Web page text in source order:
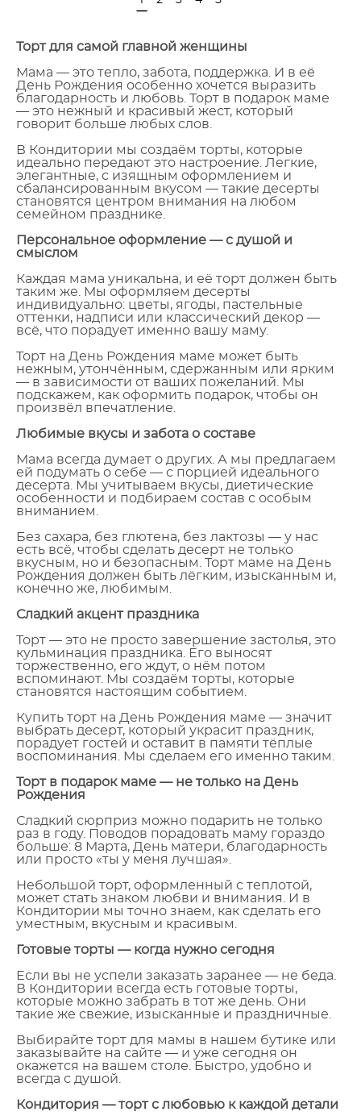
Торт для самой главной женщины
Мама — это тепло, забота, поддержка. И в её
День Рождения особенно хочется выразить
благодарность и любовь. Торт в подарок маме
— это нежный и красивый жест, который
говорит больше любых слов.
В Кондитории мы создаём торты, которые
идеально передают это настроение. Легкие,
элегантные, с изящным оформлением и
сбалансированным вкусом — такие десерты
становятся центром внимания на любом
семейном празднике.
Персональное оформление — с душой и
смыслом
Каждая мама уникальна, и её торт должен быть
таким же. Мы оформляем десерты
индивидуально: цветы, ягоды, пастельные
оттенки, надписи или классический декор —
всё, что порадует именно вашу маму.
Торт на День Рождения маме может быть
нежным, утончённым, сдержанным или ярким
— в зависимости от ваших пожеланий. Мы
подскажем, как оформить подарок, чтобы он
произвёл впечатление.
Любимые вкусы и забота о составе
Мама всегда думает о других. А мы предлагаем
ей подумать о себе — с порцией идеального
десерта. Мы учитываем вкусы, диетические
особенности и подбираем состав с особым
вниманием.
Без сахара, без глютена, без лактозы — у нас
есть всё, чтобы сделать десерт не только
вкусным, но и безопасным. Торт маме на День
Рождения должен быть лёгким, изысканным и,
конечно же, любимым.
Сладкий акцент праздника
Торт — это не просто завершение застолья, это
кульминация праздника. Его выносят
торжественно, его ждут, о нём потом
вспоминают. Мы создаём торты, которые
становятся настоящим событием.
Купить торт на День Рождения маме — значит
выбрать десерт, который украсит праздник,
порадует гостей и оставит в памяти тёплые
воспоминания. Мы сделаем его именно таким.
Торт в подарок маме — не только на День
Рождения
Сладкий сюрприз можно подарить не только
раз в году. Поводов порадовать маму гораздо
больше: 8 Марта, День матери, благодарность
или просто «ты у меня лучшая».
Небольшой торт, оформленный с теплотой,
может стать знаком любви и внимания. И в
Кондитории мы точно знаем, как сделать его
уместным, вкусным и красивым.
Готовые торты — когда нужно сегодня
Если вы не успели заказать заранее — не беда.
В Кондитории всегда есть готовые торты,
которые можно забрать в тот же день. Они
такие же свежие, изысканные и праздничные.
Выбирайте торт для мамы в нашем бутике или
заказывайте на сайте — и уже сегодня он
окажется на вашем столе. Быстро, удобно и
всегда с душой.
Кондитория — торт с любовью к каждой детали